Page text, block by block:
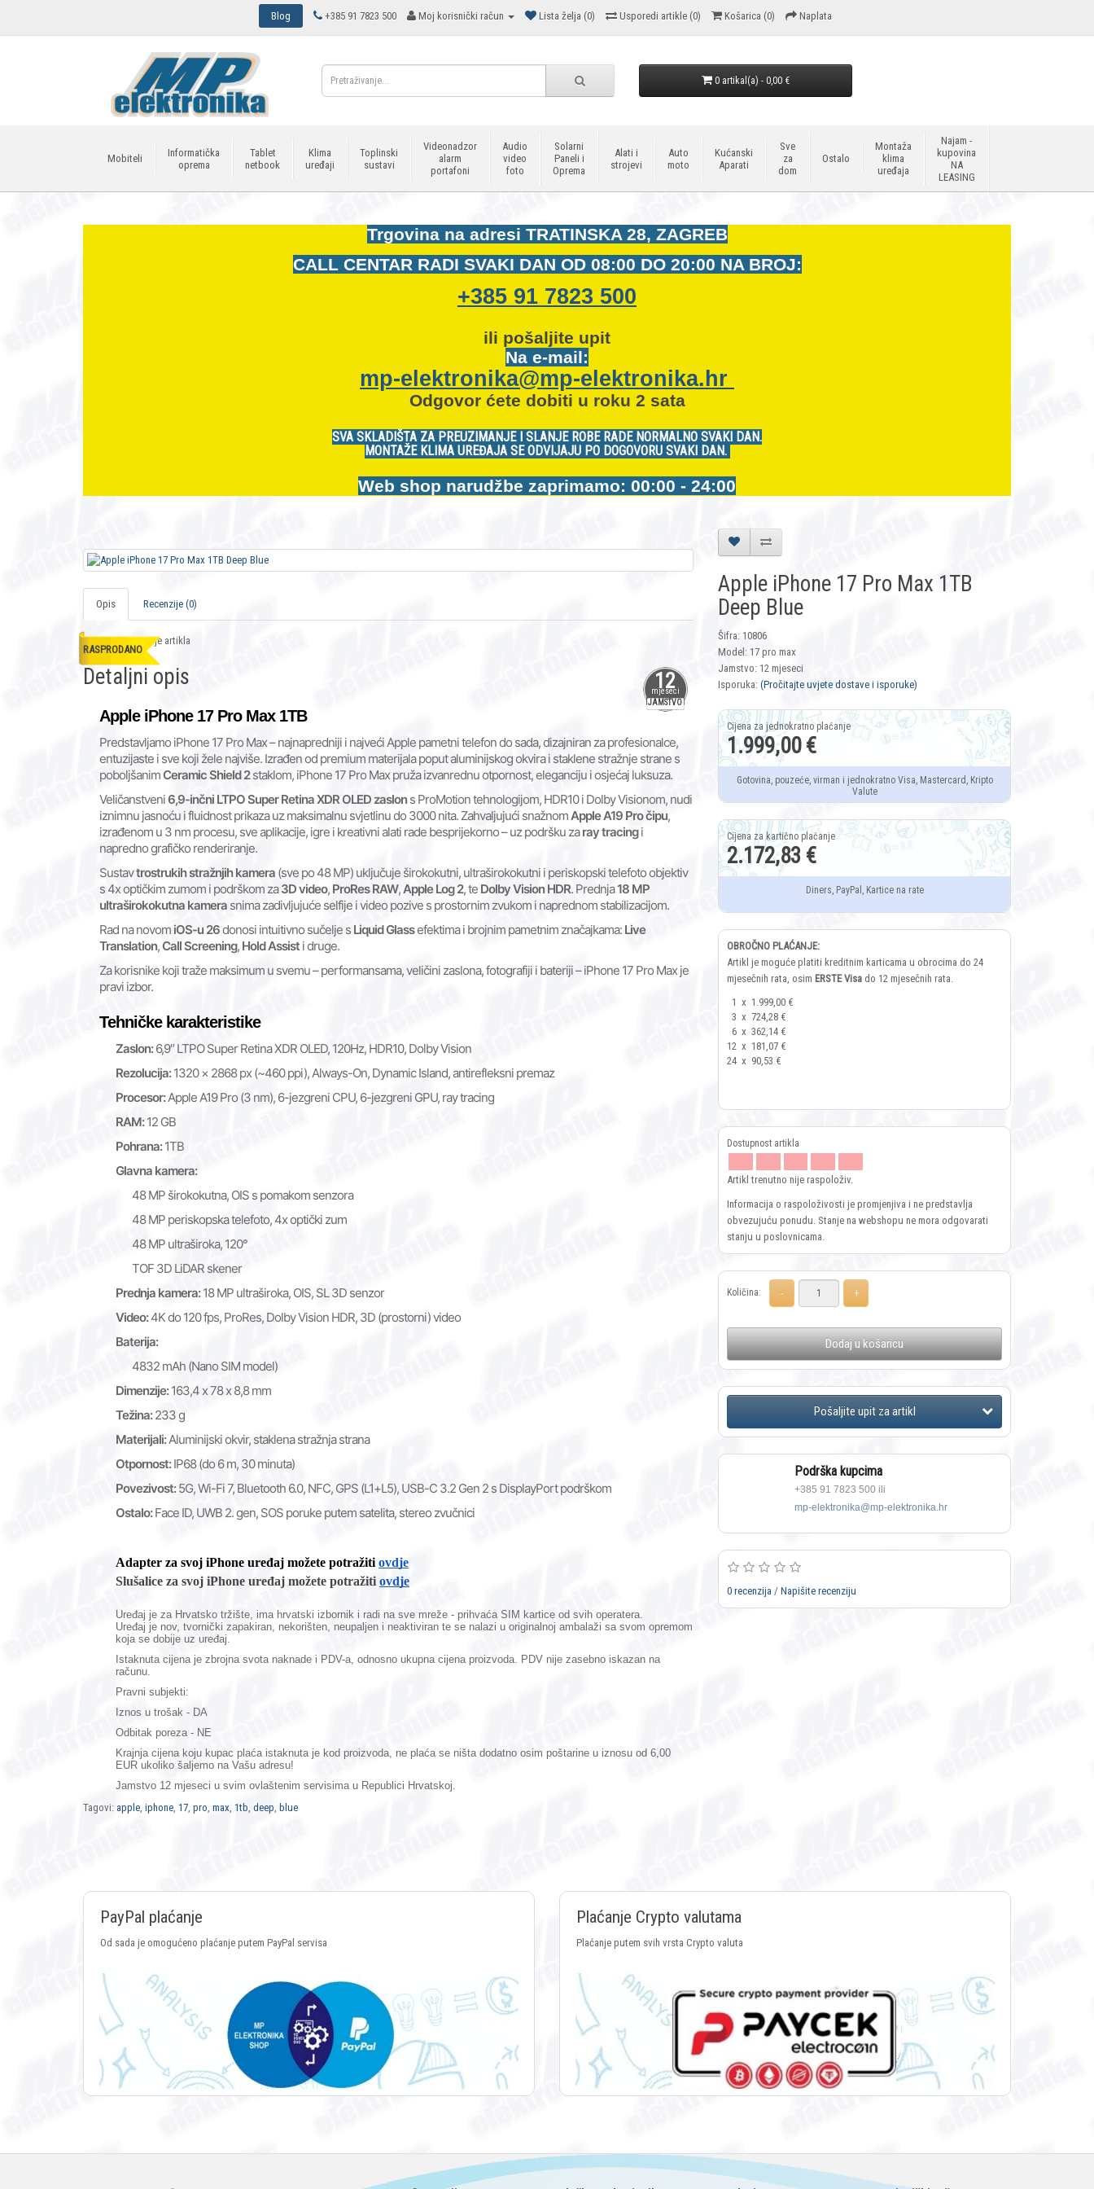
Blog +385 91 7823 500 Moj korisnički račun Lista želja (0) Usporedi artikle (0) Košarica (0) Naplata
0 artikal(a) - 0,00 €
Mobiteli
Informatička
oprema
Tablet
netbook
Klima
uređaji
Toplinski
sustavi
Videonadzor
alarm
portafoni
Audio
video
foto
Solarni
Paneli i
Oprema
Alati i
strojevi
Auto
moto
Kućanski
Aparati
Sve
za
dom
Ostalo
Montaža
klima
uređaja
Najam -
kupovina
NA
LEASING
Trgovina na adresi TRATINSKA 28, ZAGREB
CALL CENTAR RADI SVAKI DAN OD 08:00 DO 20:00 NA BROJ:
+385 91 7823 500
ili pošaljite upit
Na e-mail:
mp-elektronika@mp-elektronika.hr
Odgovor ćete dobiti u roku 2 sata
SVA SKLADIŠTA ZA PREUZIMANJE I SLANJE ROBE RADE NORMALNO SVAKI DAN.
MONTAŽE KLIMA UREĐAJA SE ODVIJAJU PO DOGOVORU SVAKI DAN.
Web shop narudžbe zaprimamo: 00:00 - 24:00
12
mjeseci
JAMSTVO
RASPRODANO
Opis Recenzije (0)
Opis i specifikacije artikla
Detaljni opis
Apple iPhone 17 Pro Max 1TB
Predstavljamo iPhone 17 Pro Max – najnapredniji i najveći Apple pametni telefon do sada, dizajniran za profesionalce,
entuzijaste i sve koji žele najviše. Izrađen od premium materijala poput aluminijskog okvira i staklene stražnje strane s
poboljšanimCeramic Shield 2staklom, iPhone 17 Pro Max pruža izvanrednu otpornost, eleganciju i osjećaj luksuza.
Veličanstveni6,9-inčni LTPO Super Retina XDR OLED zaslons ProMotion tehnologijom, HDR10 i Dolby Visionom, nudi
iznimnu jasnoću i fluidnost prikaza uz maksimalnu svjetlinu do 3000 nita. Zahvaljujući snažnomApple A19 Pro čipu,
izrađenom u 3 nm procesu, sve aplikacije, igre i kreativni alati rade besprijekorno – uz podršku zaray tracingi
napredno grafičko renderiranje.
Sustavtrostrukih stražnjih kamera (sve po 48 MP) uključuje širokokutni, ultraširokokutni i periskopski telefoto objektiv
s 4x optičkim zumom i podrškom za3D video, ProRes RAW,Apple Log 2, te Dolby Vision HDR. Prednja18 MP
ultraširokokutna kamera snima zadivljujuće selfije i video pozive s prostornim zvukom i naprednom stabilizacijom.
Rad na novom iOS-u 26donosi intuitivno sučelje s Liquid Glassefektima i brojnim pametnim značajkama: Live
Translation,Call Screening, Hold Assist i druge.
Za korisnike koji traže maksimum u svemu – performansama, veličini zaslona, fotografiji i bateriji – iPhone 17 Pro Max je
pravi izbor.
Tehničke karakteristike
Zaslon:6,9″ LTPO Super Retina XDR OLED, 120Hz, HDR10, Dolby Vision
Rezolucija:1320 × 2868 px (~460 ppi), Always-On, Dynamic Island, antirefleksni premaz
Procesor:Apple A19 Pro (3 nm), 6-jezgreni CPU, 6-jezgreni GPU, ray tracing
RAM:12 GB
Pohrana:1TB
Glavna kamera:
48 MP širokokutna, OIS s pomakom senzora
48 MP periskopska telefoto, 4x optički zum
48 MP ultraširoka, 120°
TOF 3D LiDAR skener
Prednja kamera:18 MP ultraširoka, OIS, SL 3D senzor
Video:4K do 120 fps, ProRes, Dolby Vision HDR, 3D (prostorni) video
Baterija:
4832 mAh (Nano SIM model)
Dimenzije:163,4 x 78 x 8,8 mm
Težina:233 g
Materijali:Aluminijski okvir, staklena stražnja strana
Otpornost:IP68 (do 6 m, 30 minuta)
Povezivost:5G, Wi-Fi 7, Bluetooth 6.0, NFC, GPS (L1+L5), USB-C 3.2 Gen 2 s DisplayPort podrškom
Ostalo:Face ID, UWB 2. gen, SOS poruke putem satelita, stereo zvučnici
Adapter za svoj iPhone uređaj možete potražitiovdje
Slušalice za svoj iPhone uređaj možete potražiti ovdje
Uređaj je za Hrvatsko tržište, ima hrvatski izbornik i radi na sve mreže - prihvaća SIM kartice od svih operatera.
Uređaj je nov, tvornički zapakiran, nekorišten, neupaljen i neaktiviran te se nalazi u originalnoj ambalaži sa svom opremom
koja se dobije uz uređaj.
Istaknuta cijena je zbrojna svota naknade i PDV-a, odnosno ukupna cijena proizvoda. PDV nije zasebno iskazan na
računu.
Pravni subjekti:
Iznos u trošak - DA
Odbitak poreza - NE
Krajnja cijena koju kupac plaća istaknuta je kod proizvoda, ne plaća se ništa dodatno osim poštarine u iznosu od 6,00
EUR ukoliko šaljemo na Vašu adresu!
Jamstvo 12 mjeseci u svim ovlaštenim servisima u Republici Hrvatskoj.
Apple iPhone 17 Pro Max 1TB
Deep Blue
Šifra: 10806
Model: 17 pro max
Jamstvo: 12 mjeseci
Isporuka: (Pročitajte uvjete dostave i isporuke)
1.999,00 €
Gotovina, pouzeće, virman i jednokratno Visa, Mastercard, Kripto
Valute
2.172,83 €
Diners, PayPal, Kartice na rate
OBROČNO PLAĆANJE:
Artikl je moguće platiti kreditnim karticama u obrocima do 24
mjesečnih rata, osim ERSTE Visa do 12 mjesečnih rata.
1 x 1.999,00 €
3 x 724,28 €
6 x 362,14 €
12 x 181,07 €
24 x 90,53 €
Artikl trenutno nije raspoloživ.
Informacija o raspoloživosti je promjenjiva i ne predstavlja
obvezujuću ponudu. Stanje na webshopu ne mora odgovarati
stanju u poslovnicama.
Količina:
Dodaj u košaricu
Podrška kupcima
+385 91 7823 500 ili
mp-elektronika@mp-elektronika.hr
0 recenzija / Napišite recenziju
Tagovi: apple, iphone, 17, pro, max, 1tb, deep, blue
PayPal plaćanje
Od sada je omogućeno plaćanje putem PayPal servisa
Plaćanje Crypto valutama
Plaćanje putem svih vrsta Crypto valuta